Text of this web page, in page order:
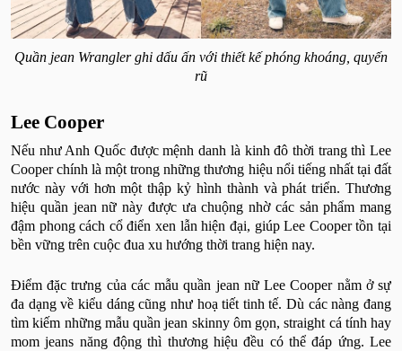
Quần jean Wrangler ghi dấu ấn với thiết kế phóng khoáng, quyến
rũ
Lee Cooper
Nếu như Anh Quốc được mệnh danh là kinh đô thời trang thì Lee
Cooper chính là một trong những thương hiệu nổi tiếng nhất tại đất
nước này với hơn một thập kỷ hình thành và phát triển. Thương
hiệu quần jean nữ này được ưa chuộng nhờ các sản phẩm mang
đậm phong cách cổ điển xen lẫn hiện đại, giúp Lee Cooper tồn tại
bền vững trên cuộc đua xu hướng thời trang hiện nay.
Điểm đặc trưng của các mẫu quần jean nữ Lee Cooper nằm ở sự
đa dạng về kiểu dáng cũng như hoạ tiết tinh tế. Dù các nàng đang
tìm kiếm những mẫu quần jean skinny ôm gọn, straight cá tính hay
mom jeans năng động thì thương hiệu đều có thể đáp ứng. Lee